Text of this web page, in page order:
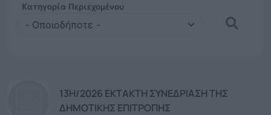
Κατηγορία Περιεχομένου
13Η/2026 ΕΚΤΑΚΤΗ ΣΥΝΕΔΡΙΑΣΗ ΤΗΣ
ΔΗΜΟΤΙΚΗΣ ΕΠΙΤΡΟΠΗΣ